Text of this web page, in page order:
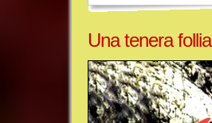
Una tenera follia